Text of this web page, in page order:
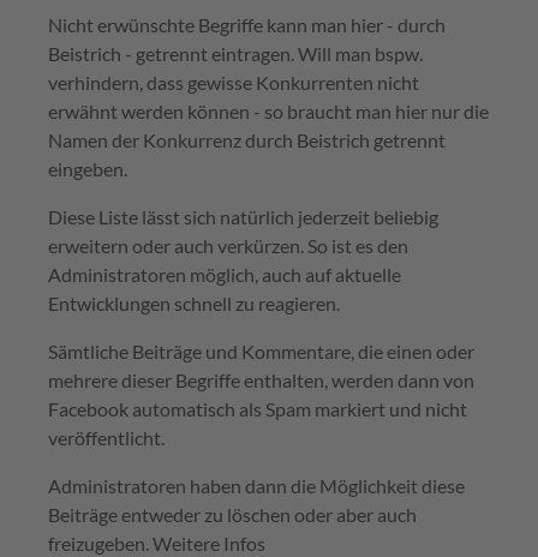
Nicht erwünschte Begriffe kann man hier - durch
Beistrich - getrennt eintragen. Will man bspw.
verhindern, dass gewisse Konkurrenten nicht
erwähnt werden können - so braucht man hier nur die
Namen der Konkurrenz durch Beistrich getrennt
eingeben.
Diese Liste lässt sich natürlich jederzeit beliebig
erweitern oder auch verkürzen. So ist es den
Administratoren möglich, auch auf aktuelle
Entwicklungen schnell zu reagieren.
Sämtliche Beiträge und Kommentare, die einen oder
mehrere dieser Begriffe enthalten, werden dann von
Facebook automatisch als Spam markiert und nicht
veröffentlicht.
Administratoren haben dann die Möglichkeit diese
Beiträge entweder zu löschen oder aber auch
freizugeben. Weitere Infos